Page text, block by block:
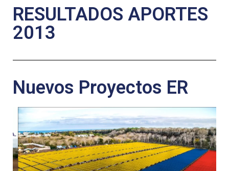
RESULTADOS APORTES
2013
Nuevos Proyectos ER